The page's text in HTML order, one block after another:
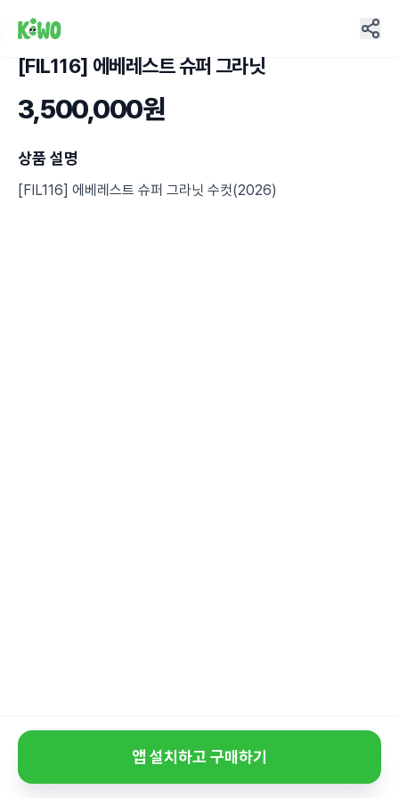
[FIL116] 에베레스트 슈퍼 그라닛
3,500,000원
상품 설명
[FIL116] 에베레스트 슈퍼 그라닛 수컷(2026)
앱 설치하고 구매하기